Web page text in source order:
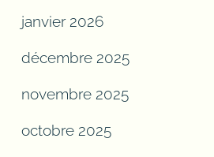
janvier 2026
décembre 2025
novembre 2025
octobre 2025